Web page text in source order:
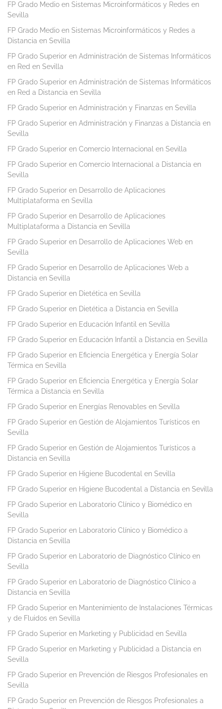
FP Grado Medio en Sistemas Microinformáticos y Redes en
Sevilla
FP Grado Medio en Sistemas Microinformáticos y Redes a
Distancia en Sevilla
FP Grado Superior en Administración de Sistemas Informáticos
en Red en Sevilla
FP Grado Superior en Administración de Sistemas Informáticos
en Red a Distancia en Sevilla
FP Grado Superior en Administración y Finanzas en Sevilla
FP Grado Superior en Administración y Finanzas a Distancia en
Sevilla
FP Grado Superior en Comercio Internacional en Sevilla
FP Grado Superior en Comercio Internacional a Distancia en
Sevilla
FP Grado Superior en Desarrollo de Aplicaciones
Multiplataforma en Sevilla
FP Grado Superior en Desarrollo de Aplicaciones
Multiplataforma a Distancia en Sevilla
FP Grado Superior en Desarrollo de Aplicaciones Web en
Sevilla
FP Grado Superior en Desarrollo de Aplicaciones Web a
Distancia en Sevilla
FP Grado Superior en Dietética en Sevilla
FP Grado Superior en Dietética a Distancia en Sevilla
FP Grado Superior en Educación Infantil en Sevilla
FP Grado Superior en Educación Infantil a Distancia en Sevilla
FP Grado Superior en Eficiencia Energética y Energía Solar
Térmica en Sevilla
FP Grado Superior en Eficiencia Energética y Energía Solar
Térmica a Distancia en Sevilla
FP Grado Superior en Energías Renovables en Sevilla
FP Grado Superior en Gestión de Alojamientos Turísticos en
Sevilla
FP Grado Superior en Gestión de Alojamientos Turísticos a
Distancia en Sevilla
FP Grado Superior en Higiene Bucodental en Sevilla
FP Grado Superior en Higiene Bucodental a Distancia en Sevilla
FP Grado Superior en Laboratorio Clínico y Biomédico en
Sevilla
FP Grado Superior en Laboratorio Clínico y Biomédico a
Distancia en Sevilla
FP Grado Superior en Laboratorio de Diagnóstico Clínico en
Sevilla
FP Grado Superior en Laboratorio de Diagnóstico Clínico a
Distancia en Sevilla
FP Grado Superior en Mantenimiento de Instalaciones Térmicas
y de Fluidos en Sevilla
FP Grado Superior en Marketing y Publicidad en Sevilla
FP Grado Superior en Marketing y Publicidad a Distancia en
Sevilla
FP Grado Superior en Prevención de Riesgos Profesionales en
Sevilla
FP Grado Superior en Prevención de Riesgos Profesionales a